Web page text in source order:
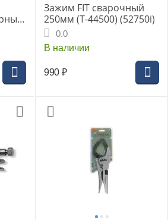
Зажим FIT сварочный
250мм (T-44500) (52750i)
0.0
В наличии
990 ₽